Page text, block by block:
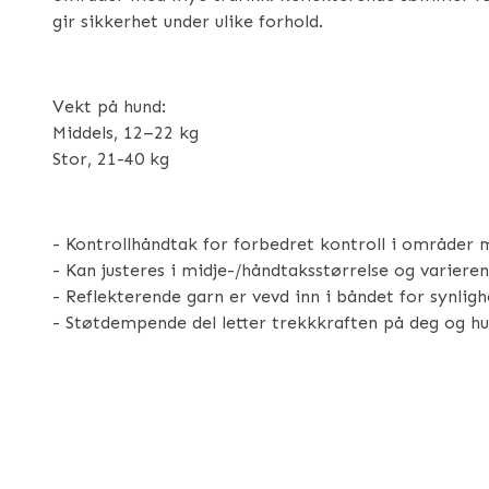
gir sikkerhet under ulike forhold.
Vekt på hund:
Middels, 12–22 kg
Stor, 21-40 kg
- Kontrollhåndtak for forbedret kontroll i områder
- Kan justeres i midje-/håndtaksstørrelse og
- Reflekterende garn er vevd inn i båndet for
- Støtdempende del letter trekkkraften på deg og